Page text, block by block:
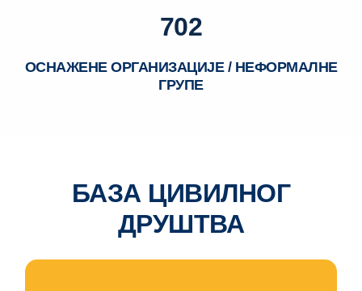
702
ОСНАЖЕНЕ ОРГАНИЗАЦИЈЕ / НЕФОРМАЛНЕ
ГРУПЕ
БАЗА ЦИВИЛНОГ
ДРУШТВА